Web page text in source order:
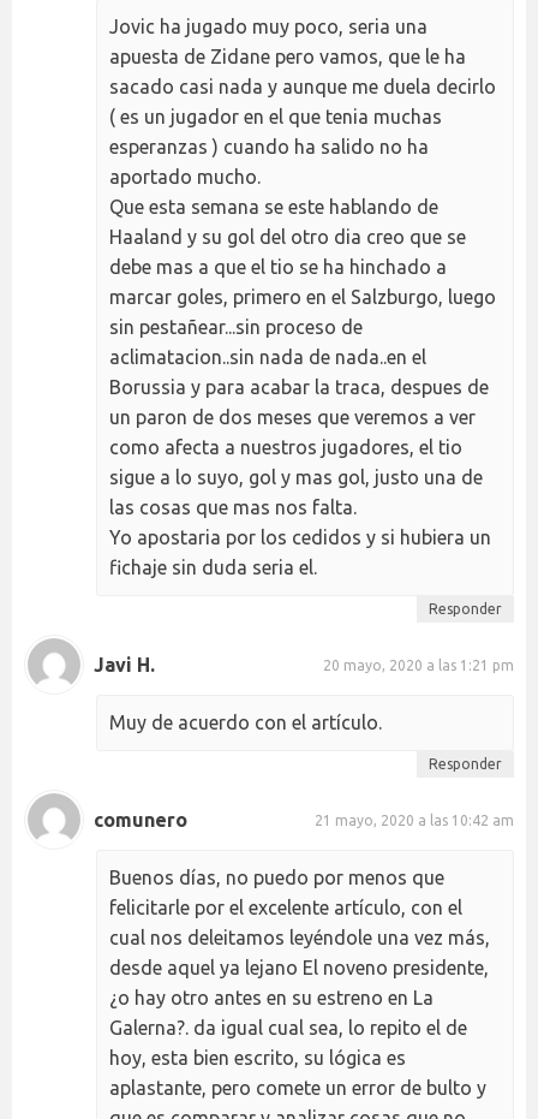
Jovic ha jugado muy poco, seria una
apuesta de Zidane pero vamos, que le ha
sacado casi nada y aunque me duela decirlo
( es un jugador en el que tenia muchas
esperanzas ) cuando ha salido no ha
aportado mucho.
Que esta semana se este hablando de
Haaland y su gol del otro dia creo que se
debe mas a que el tio se ha hinchado a
marcar goles, primero en el Salzburgo, luego
sin pestañear...sin proceso de
aclimatacion..sin nada de nada..en el
Borussia y para acabar la traca, despues de
un paron de dos meses que veremos a ver
como afecta a nuestros jugadores, el tio
sigue a lo suyo, gol y mas gol, justo una de
las cosas que mas nos falta.
Yo apostaria por los cedidos y si hubiera un
fichaje sin duda seria el.
Responder
Javi H. 20 mayo, 2020 a las 1:21 pm
Muy de acuerdo con el artículo.
Responder
comunero 21 mayo, 2020 a las 10:42 am
Buenos días, no puedo por menos que
felicitarle por el excelente artículo, con el
cual nos deleitamos leyéndole una vez más,
desde aquel ya lejano El noveno presidente,
¿o hay otro antes en su estreno en La
Galerna?. da igual cual sea, lo repito el de
hoy, esta bien escrito, su lógica es
aplastante, pero comete un error de bulto y